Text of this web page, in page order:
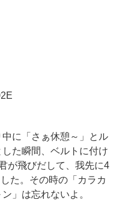
に「さぁ休憩～」とル
た瞬間、ベルトに付け
が飛びだして、我先に4
た。その時の「カラカ
」は忘れないよ。